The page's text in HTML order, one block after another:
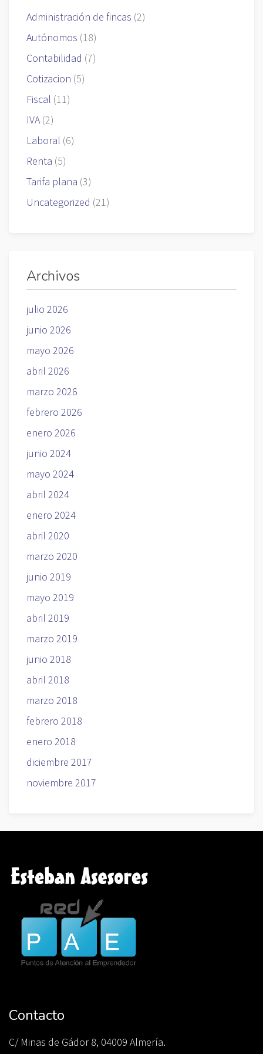
Administración de fincas (2)
Autónomos (18)
Contabilidad (7)
Cotizacion (5)
Fiscal (11)
IVA (2)
Laboral (6)
Renta (5)
Tarifa plana (3)
Uncategorized (21)
Archivos
julio 2026
junio 2026
mayo 2026
abril 2026
marzo 2026
febrero 2026
enero 2026
junio 2024
mayo 2024
abril 2024
enero 2024
abril 2020
marzo 2020
junio 2019
mayo 2019
abril 2019
marzo 2019
junio 2018
abril 2018
marzo 2018
febrero 2018
enero 2018
diciembre 2017
noviembre 2017
Contacto
C/ Minas de Gádor 8, 04009 Almería.